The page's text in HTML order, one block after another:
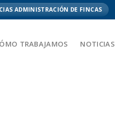
ADMINISTRACIÓN DE FINCAS
TRABAJAMOS NOTICIAS